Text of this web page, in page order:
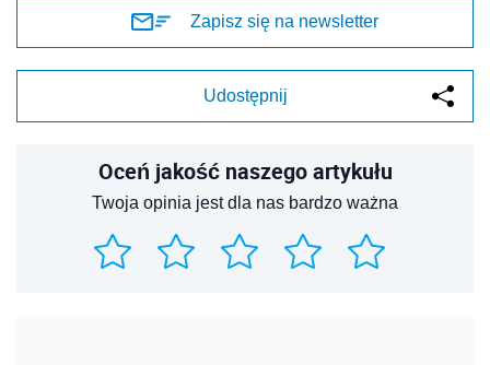
Zapisz się na newsletter
Udostępnij
Oceń jakość naszego artykułu
Twoja opinia jest dla nas bardzo ważna